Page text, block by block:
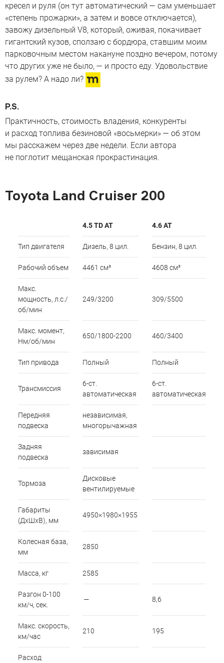
кресел и руля (он тут автоматический — сам уменьшает
«степень прожарки», а затем и вовсе отключается),
завожу дизельный V8, который, оживая, покачивает
гигантский кузов, сползаю с бордюра, ставшим моим
парковочным местом накануне поздно вечером, потому
что других уже не было, — и просто еду. Удовольствие
за рулем? А надо ли?
P.S.
Практичность, стоимость владения, конкуренты
и расход топлива безиновой «восьмерки» — об этом
мы расскажем через две недели. Если автора
не поглотит мещанская прокрастинация.
Toyota Land Cruiser 200
4.5 TD AT 4.6 AT
Тип двигателя Дизель, 8 цил. Бензин, 8 цил.
Рабочий объем 4461 см³ 4608 см³
Макс.
мощность, л.с./
об/мин
249/3200 309/5500
Макс. момент,
Нм/об/мин
650/1800-2200 460/3400
Тип привода Полный Полный
Трансмиссия
6-ст.
автоматическая
6-ст.
автоматическая
Передняя
подвеска
независимая,
многорычажная
Задняя
подвеска
зависимая
Тормоза
Дисковые
вентилируемые
Габариты
(ДхШхВ), мм
4950×1980×1955
Колесная база,
мм
2850
Масса, кг 2585
Разгон 0-100
км/ч, сек.
— 8,6
Макс. скорость,
км/час
210 195
Расход